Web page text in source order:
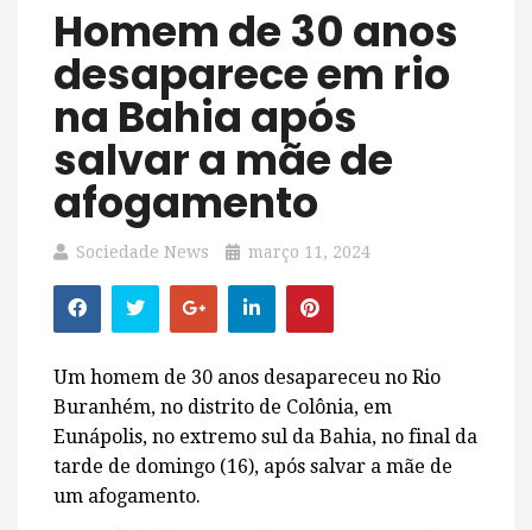
Homem de 30 anos
desaparece em rio
na Bahia após
salvar a mãe de
afogamento
Sociedade News março 11, 2024
Um homem de 30 anos desapareceu no Rio
Buranhém, no distrito de Colônia, em
Eunápolis, no extremo sul da Bahia, no final da
tarde de domingo (16), após salvar a mãe de
um afogamento.